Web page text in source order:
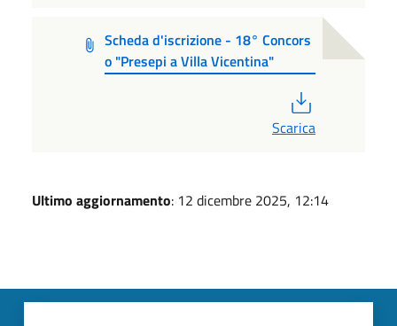
Scheda d'iscrizione - 18° Concors
o "Presepi a Villa Vicentina"
Scarica
Ultimo aggiornamento: 12 dicembre 2025, 12:14